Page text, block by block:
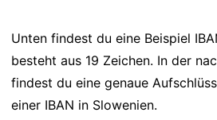
Unten findest du eine Beispiel
besteht aus 19 Zeichen. In der
findest du eine genaue
einer IBAN in Slowenien.